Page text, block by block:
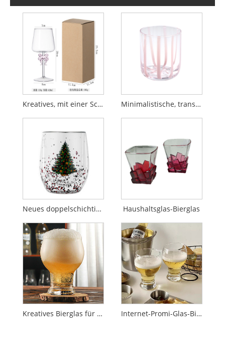
Kreatives, mit einer Schleife verziertes Rotweinglas mit Stiel Minimalistische, transparente Weingläser der Spitzenklasse
Neues doppelschichtiges Weihnachtsbaumglas mit fließenden Pailletten Haushaltsglas-Bierglas
Kreatives Bierglas für den Haushalt Internet-Promi-Glas-Bierglas